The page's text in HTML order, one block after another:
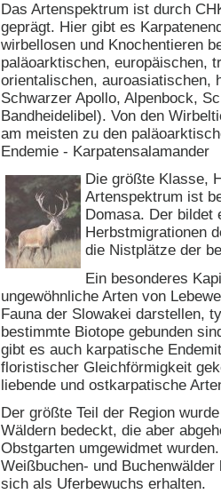
Das Artenspektrum ist durch
geprägt. Hier gibt es
wirbellosen und Knochentieren
paläoarktischen, europäischen,
orientalischen, auroasiatischen,
Schwarzer Apollo, Alpenbock,
Bandheidelibel). Von den
am meisten zu den
Endemie - Karpatensalamander
Die größte Klasse,
Artenspektrum ist
Domasa. Der bildet
Herbstmigrationen
die Nistplätze der
Ein besonderes
ungewöhnliche Arten von
Fauna der Slowakei darstellen,
bestimmte Biotope gebunden
gibt es auch karpatische
floristischer Gleichförmigkeit
liebende und ostkarpatische
Der größte Teil der Region
Wäldern bedeckt, die aber
Obstgarten umgewidmet
Weißbuchen- und
sich als Uferbewuchs erhalten.